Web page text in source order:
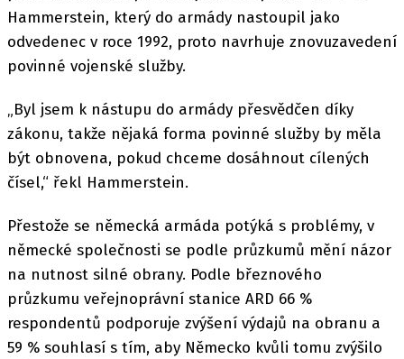
Hammerstein, který do armády nastoupil jako
odvedenec v roce 1992, proto navrhuje znovuzavedení
povinné vojenské služby.
„Byl jsem k nástupu do armády přesvědčen díky
zákonu, takže nějaká forma povinné služby by měla
být obnovena, pokud chceme dosáhnout cílených
čísel,“ řekl Hammerstein.
Přestože se německá armáda potýká s problémy, v
německé společnosti se podle průzkumů mění názor
na nutnost silné obrany. Podle březnového
průzkumu veřejnoprávní stanice ARD 66 %
respondentů podporuje zvýšení výdajů na obranu a
59 % souhlasí s tím, aby Německo kvůli tomu zvýšilo